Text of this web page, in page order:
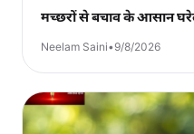
मच्छरों से बचाव के आसान
Neelam Saini•9/8/2026